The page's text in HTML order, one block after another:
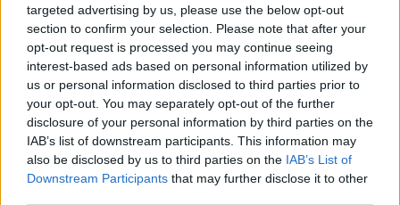
targeted advertising by us, please use the below opt-out
section to confirm your selection. Please note that after your
opt-out request is processed you may continue seeing
interest-based ads based on personal information utilized by
us or personal information disclosed to third parties prior to
your opt-out. You may separately opt-out of the further
disclosure of your personal information by third parties on the
IAB’s list of downstream participants. This information may
also be disclosed by us to third parties on the IAB’s List of
Downstream Participants that may further disclose it to other
χοληστερόλη και προστατεύουν το
καρδιαγγειακό σύστημα.
Παράλληλα, συμβάλλουν στη μείωση του
κινδύνου για άνοια. Μια μερίδα ρέγγας
παρέχει περίπου 200 θερμίδες, 23 γραμμάρια
πρωτεΐνης και 11 γραμμάρια καλών λιπαρών,
ενώ αποτελεί εξαιρετική πηγή βιταμίνης D